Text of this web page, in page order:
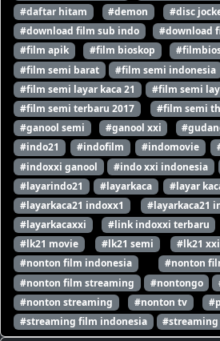
#daftar hitam
#demon #disc
#download film sub indo
#download
#film apik
#film bioskop
#film semi barat
#film semi indonesia
#film semi layar kaca 21
#film semi
#film semi terbaru 2017
#film semi
#ganool semi
#ganool xxi
#indo21
#indofilm #indomovie
#indoxxi ganool
#indo xxi indonesia
#layarindo21
#layarkaca #layar
#layarkaca21 indoxx1
#layarkaca21
#layarkacaxxi
#link indoxxi terbaru
#lk21 movie
#lk21 semi #lk21 xxi
#nonton film indonesia
#nonton
#nonton film streaming
#nontongo
#nonton streaming
#nonton tv
#streaming film indonesia